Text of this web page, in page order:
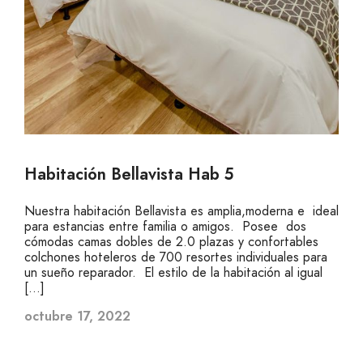
Habitación Bellavista Hab 5
Nuestra habitación Bellavista es amplia,moderna e ideal
para estancias entre familia o amigos. Posee dos
cómodas camas dobles de 2.0 plazas y confortables
colchones hoteleros de 700 resortes individuales para
un sueño reparador. El estilo de la habitación al igual
[…]
octubre 17, 2022